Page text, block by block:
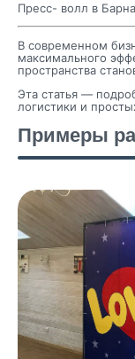
Пресс- волл в
В современном
максимального
пространства
Эта статья —
логистики и
Примеры